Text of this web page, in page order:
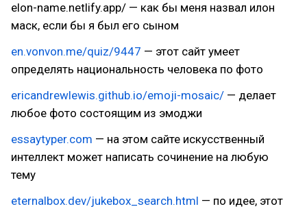
elon-name.netlify.app/ — как бы меня назвал илон
маск, если бы я был его сыном
en.vonvon.me/quiz/9447 — этот сайт умеет
определять национальность человека по фото
ericandrewlewis.github.io/emoji-mosaic/ — делает
любое фото состоящим из эмоджи
essaytyper.com — на этом сайте искусственный
интеллект может написать сочинение на любую
тему
eternalbox.dev/jukebox_search.html — по идее, этот